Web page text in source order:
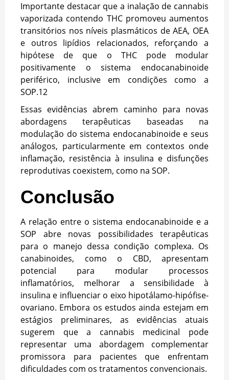
Importante destacar que a inalação de cannabis
vaporizada contendo THC promoveu aumentos
transitórios nos níveis plasmáticos de AEA, OEA
e outros lipídios relacionados, reforçando a
hipótese de que o THC pode modular
positivamente o sistema endocanabinoide
periférico, inclusive em condições como a
SOP.12
Essas evidências abrem caminho para novas
abordagens terapêuticas baseadas na
modulação do sistema endocanabinoide e seus
análogos, particularmente em contextos onde
inflamação, resistência à insulina e disfunções
reprodutivas coexistem, como na SOP.
Conclusão
A relação entre o sistema endocanabinoide e a
SOP abre novas possibilidades terapêuticas
para o manejo dessa condição complexa. Os
canabinoides, como o CBD, apresentam
potencial para modular processos
inflamatórios, melhorar a sensibilidade à
insulina e influenciar o eixo hipotálamo-hipófise-
ovariano. Embora os estudos ainda estejam em
estágios preliminares, as evidências atuais
sugerem que a cannabis medicinal pode
representar uma abordagem complementar
promissora para pacientes que enfrentam
dificuldades com os tratamentos convencionais.